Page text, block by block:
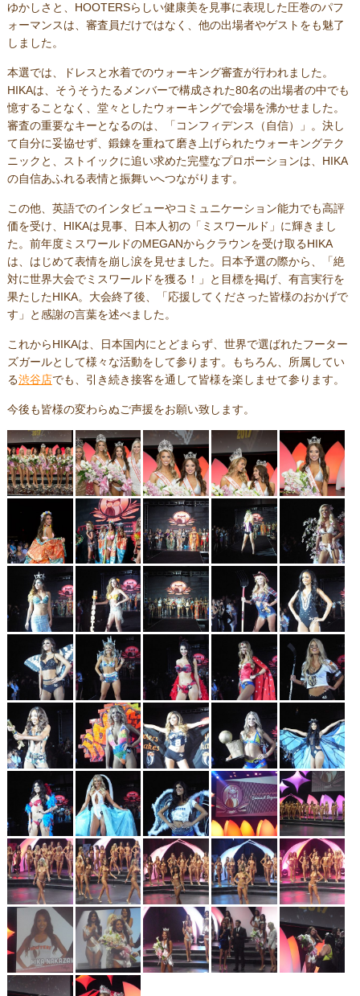
ゆかしさと、HOOTERSらしい健康美を見事に表現した圧巻のパフ
ォーマンスは、審査員だけではなく、他の出場者やゲストをも魅了
しました。
本選では、ドレスと水着でのウォーキング審査が行われました。
HIKAは、そうそうたるメンバーで構成された80名の出場者の中でも
憶することなく、堂々としたウォーキングで会場を沸かせました。
審査の重要なキーとなるのは、「コンフィデンス（自信）」。決し
て自分に妥協せず、鍛錬を重ねて磨き上げられたウォーキングテク
ニックと、ストイックに追い求めた完璧なプロポーションは、HIKA
の自信あふれる表情と振舞いへつながります。
この他、英語でのインタビューやコミュニケーション能力でも高評
価を受け、HIKAは見事、日本人初の「ミスワールド」に輝きまし
た。前年度ミスワールドのMEGANからクラウンを受け取るHIKA
は、はじめて表情を崩し涙を見せました。日本予選の際から、「絶
対に世界大会でミスワールドを獲る！」と目標を掲げ、有言実行を
果たしたHIKA。大会終了後、「応援してくださった皆様のおかげで
す」と感謝の言葉を述べました。
これからHIKAは、日本国内にとどまらず、世界で選ばれたフーター
ズガールとして様々な活動をして参ります。もちろん、所属してい
る渋谷店でも、引き続き接客を通して皆様を楽しませて参ります。
今後も皆様の変わらぬご声援をお願い致します。